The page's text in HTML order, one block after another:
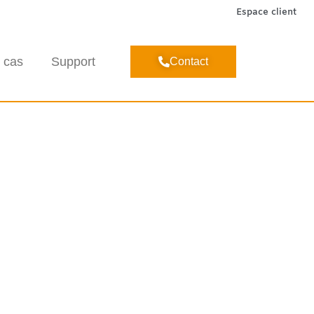
Espace client
cas Support Contact